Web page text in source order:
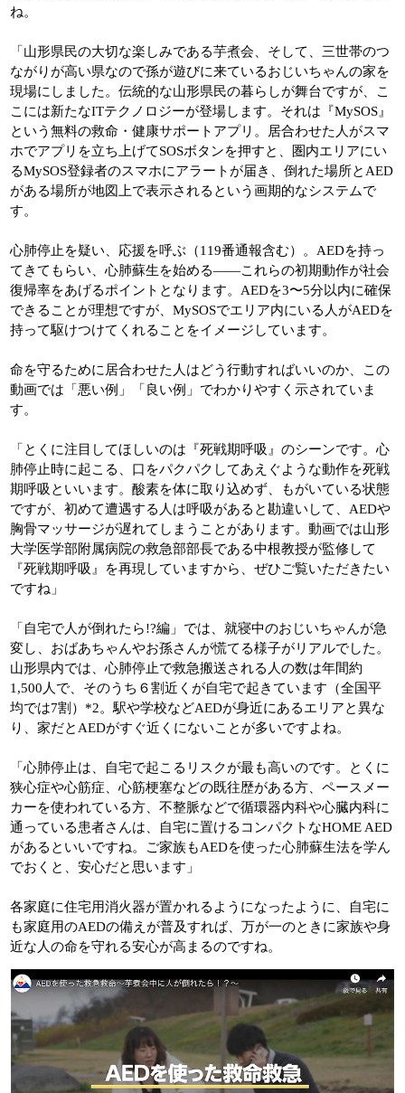
ね。
「山形県民の大切な楽しみである芋煮会、そして、三世帯のつ
ながりが高い県なので孫が遊びに来ているおじいちゃんの家を
現場にしました。伝統的な山形県民の暮らしが舞台ですが、こ
こには新たなITテクノロジーが登場します。それは『MySOS』
という無料の救命・健康サポートアプリ。居合わせた人がスマ
ホでアプリを立ち上げてSOSボタンを押すと、圏内エリアにい
るMySOS登録者のスマホにアラートが届き、倒れた場所とAED
がある場所が地図上で表示されるという画期的なシステムで
す。
心肺停止を疑い、応援を呼ぶ（119番通報含む）。AEDを持っ
てきてもらい、心肺蘇生を始める――これらの初期動作が社会
復帰率をあげるポイントとなります。AEDを3〜5分以内に確保
できることが理想ですが、MySOSでエリア内にいる人がAEDを
持って駆けつけてくれることをイメージしています。
命を守るために居合わせた人はどう行動すればいいのか、この
動画では「悪い例」「良い例」でわかりやすく示されていま
す。
「とくに注目してほしいのは『死戦期呼吸』のシーンです。心
肺停止時に起こる、口をパクパクしてあえぐような動作を死戦
期呼吸といいます。酸素を体に取り込めず、もがいている状態
ですが、初めて遭遇する人は呼吸があると勘違いして、AEDや
胸骨マッサージが遅れてしまうことがあります。動画では山形
大学医学部附属病院の救急部部長である中根教授が監修して
『死戦期呼吸』を再現していますから、ぜひご覧いただきたい
ですね」
「自宅で人が倒れたら!?編」では、就寝中のおじいちゃんが急
変し、おばあちゃんやお孫さんが慌てる様子がリアルでした。
山形県内では、心肺停止で救急搬送される人の数は年間約
1,500人で、そのうち６割近くが自宅で起きています（全国平
均では7割）*2。駅や学校などAEDが身近にあるエリアと異な
り、家だとAEDがすぐ近くにないことが多いですよね。
「心肺停止は、自宅で起こるリスクが最も高いのです。とくに
狭心症や心筋症、心筋梗塞などの既往歴がある方、ペースメー
カーを使われている方、不整脈などで循環器内科や心臓内科に
通っている患者さんは、自宅に置けるコンパクトなHOME AED
があるといいですね。ご家族もAEDを使った心肺蘇生法を学ん
でおくと、安心だと思います」
各家庭に住宅用消火器が置かれるようになったように、自宅に
も家庭用のAEDの備えが普及すれば、万が一のときに家族や身
近な人の命を守れる安心が高まるのですね。